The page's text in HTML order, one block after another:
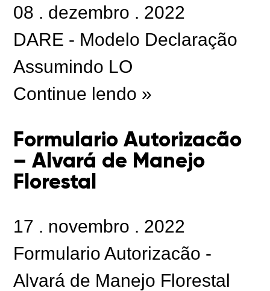
08 . dezembro . 2022
DARE - Modelo Declaração
Assumindo LO
Continue lendo »
Formulario Autorizacão
– Alvará de Manejo
Florestal
17 . novembro . 2022
Formulario Autorizacão -
Alvará de Manejo Florestal